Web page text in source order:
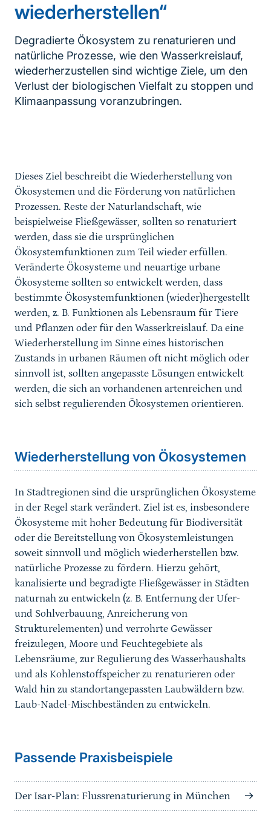
wiederherstellen“
Degradierte Ökosystem zu renaturieren und
natürliche Prozesse, wie den Wasserkreislauf,
wiederherzustellen sind wichtige Ziele, um den
Verlust der biologischen Vielfalt zu stoppen und
Klimaanpassung voranzubringen.
Dieses Ziel beschreibt die Wiederherstellung von
Ökosystemen und die Förderung von natürlichen
Prozessen. Reste der Naturlandschaft, wie
beispielweise Fließgewässer, sollten so renaturiert
werden, dass sie die ursprünglichen
Ökosystemfunktionen zum Teil wieder erfüllen.
Veränderte Ökosysteme und neuartige urbane
Ökosysteme sollten so entwickelt werden, dass
bestimmte Ökosystemfunktionen (wieder)hergestellt
werden, z. B. Funktionen als Lebensraum für Tiere
und Pflanzen oder für den Wasserkreislauf. Da eine
Wiederherstellung im Sinne eines historischen
Zustands in urbanen Räumen oft nicht möglich oder
sinnvoll ist, sollten angepasste Lösungen entwickelt
werden, die sich an vorhandenen artenreichen und
sich selbst regulierenden Ökosystemen orientieren.
Wiederherstellung von Ökosystemen
In Stadtregionen sind die ursprünglichen Ökosysteme
in der Regel stark verändert. Ziel ist es, insbesondere
Ökosysteme mit hoher Bedeutung für Biodiversität
oder die Bereitstellung von Ökosystemleistungen
soweit sinnvoll und möglich wiederherstellen bzw.
natürliche Prozesse zu fördern. Hierzu gehört,
kanalisierte und begradigte Fließgewässer in Städten
naturnah zu entwickeln (z. B. Entfernung der Ufer-
und Sohlverbauung, Anreicherung von
Strukturelementen) und verrohrte Gewässer
freizulegen, Moore und Feuchtegebiete als
Lebensräume, zur Regulierung des Wasserhaushalts
und als Kohlenstoffspeicher zu renaturieren oder
Wald hin zu standortangepassten Laubwäldern bzw.
Laub-Nadel-Mischbeständen zu entwickeln.
Passende Praxisbeispiele
Der Isar-Plan: Flussrenaturierung in München